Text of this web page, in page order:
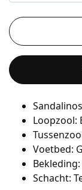
Loopzool:
Voetbed:
Schacht: